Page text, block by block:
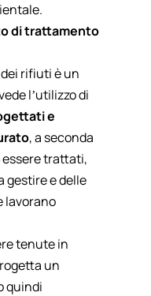
di trattamento
rifiuti è un
l’utilizzo di
e
, a seconda
trattati,
gestire e delle
lavorano
tenute in
un
quindi